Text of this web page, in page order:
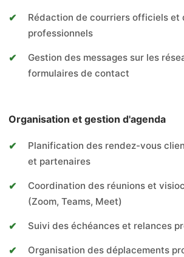
Rédaction de courriers officiels et
professionnels
Gestion des messages sur les
formulaires de contact
Organisation et gestion d'agenda
Planification des rendez-vous
et partenaires
Coordination des réunions et
(Zoom, Teams, Meet)
Suivi des échéances et relances
Organisation des déplacements